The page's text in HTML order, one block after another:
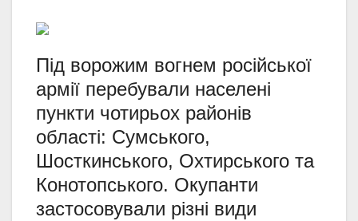
Під ворожим вогнем російської
армії перебували населені
пункти чотирьох районів
області: Сумського,
Шосткинського, Охтирського та
Конотопського. Окупанти
застосовували різні види